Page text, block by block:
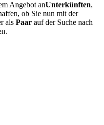
Angebot anUnterkünften,
ob Sie nun mit der
als Paar auf der Suche nach